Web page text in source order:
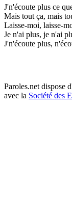
J'n'écoute plus ce
Mais tout ça, mais
Laisse-moi, laisse-
Je n'ai plus, je n'ai
J'n'écoute plus,
Paroles.net dispose
avec la Société des